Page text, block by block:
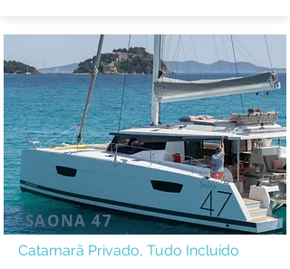
SAONA 47
Catamarã Privado, Tudo Incluído